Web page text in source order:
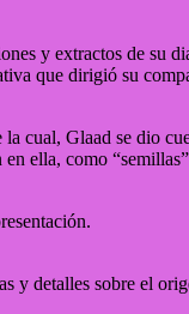
y extractos de su
que dirigió su
Glaad se dio
ella, como
detalles sobre el